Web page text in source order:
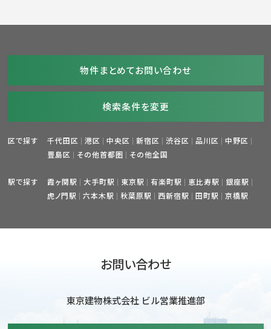
物件まとめてお問い合わせ
検索条件を変更
区で探す 千代田区 港区 中央区 新宿区 渋谷区 品川区
中野区
豊島区
その他首都圏 その他全国
駅で探す 霞ヶ関駅 大手町駅 東京駅 有楽町駅 恵比寿駅
銀座駅
虎ノ門駅
六本木駅 秋葉原駅 西新宿駅 田町駅 京橋駅
お問い合わせ
東京建物株式会社 ビル営業推進部